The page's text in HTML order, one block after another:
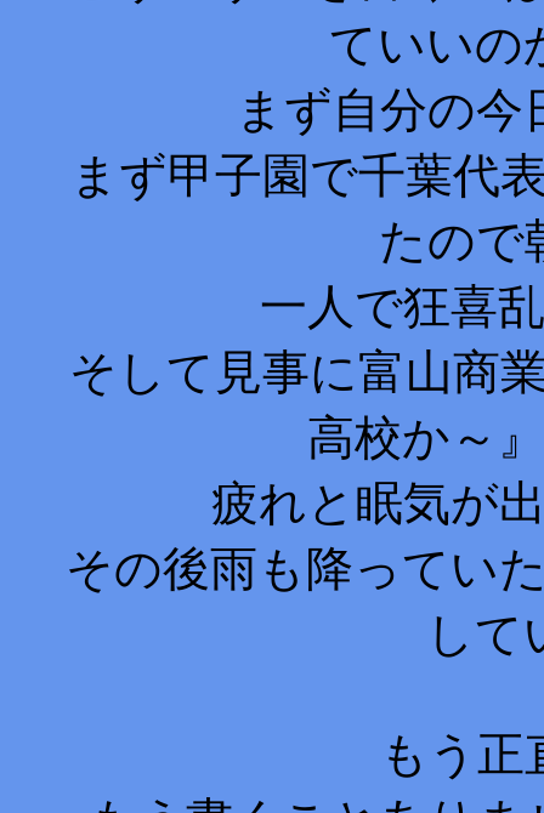
ていいの
まず自分の
まず甲子園で千葉代
たので
一人で狂喜
そして見事に富山商
高校か～
疲れと眠気が
その後雨も降ってい
して
もう正